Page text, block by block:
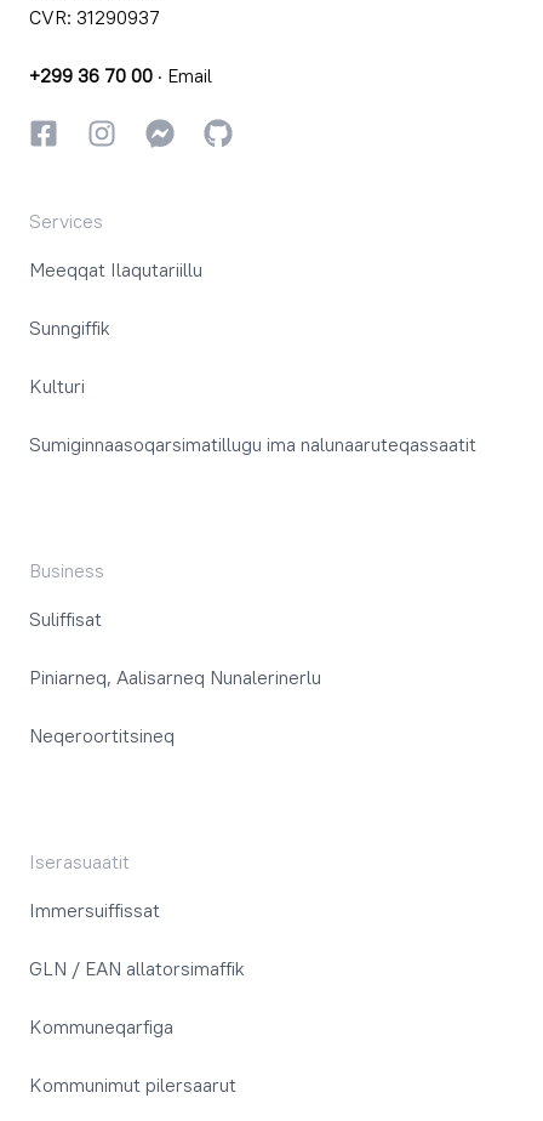
CVR: 31290937
+299 36 70 00 · Email
FacebookkiInstagrammiInstagrammi
GitHub
Services
Meeqqat Ilaqutariillu
Sunngiffik
Kulturi
Sumiginnaasoqarsimatillugu ima nalunaaruteqassaatit
Business
Suliffisat
Piniarneq, Aalisarneq Nunalerinerlu
Neqeroortitsineq
Iserasuaatit
Immersuiffissat
GLN / EAN allatorsimaffik
Kommuneqarfiga
Kommunimut pilersaarut